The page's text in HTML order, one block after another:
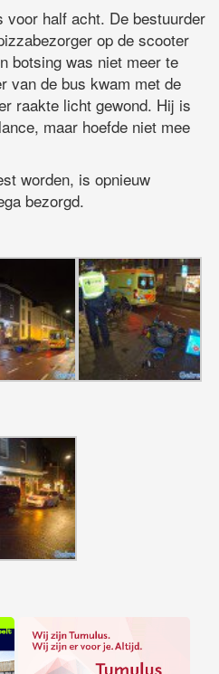
voor half acht. De bestuurder
op de scooter
botsing was niet meer te
van de bus kwam met de
raakte licht gewond. Hij is
maar hoefde niet mee
worden, is opnieuw
bezorgd.